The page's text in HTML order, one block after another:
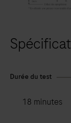
Durée du test
18 minutes